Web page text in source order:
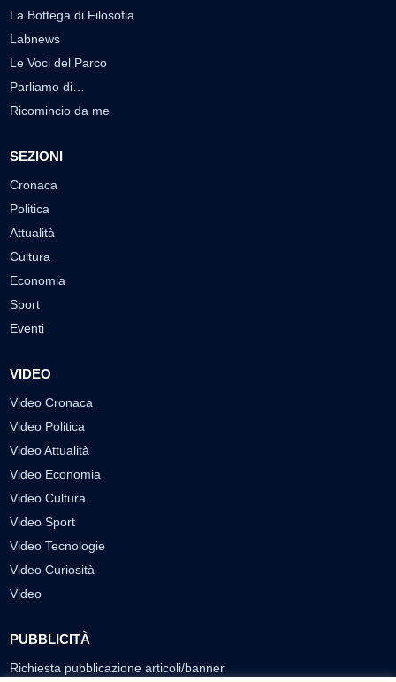
La Bottega di Filosofia
Labnews
Le Voci del Parco
Parliamo di…
Ricomincio da me
SEZIONI
Cronaca
Politica
Attualità
Cultura
Economia
Sport
Eventi
VIDEO
Video Cronaca
Video Politica
Video Attualità
Video Economia
Video Cultura
Video Sport
Video Tecnologie
Video Curiosità
Video
PUBBLICITÀ
Richiesta pubblicazione articoli/banner